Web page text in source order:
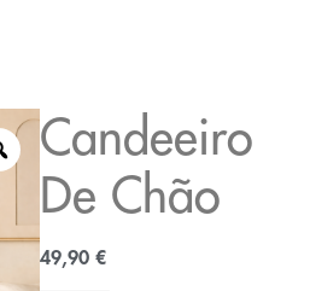
Candeeiro
De Chão
49,90 €